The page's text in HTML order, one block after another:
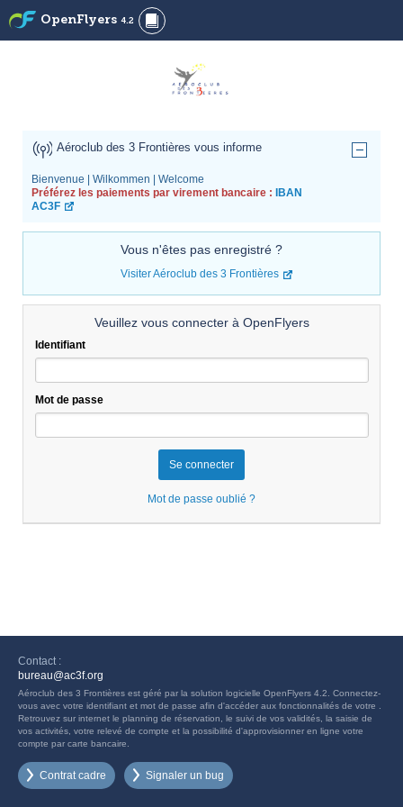
OpenFlyers 4.2
Aéroclub des 3 Frontières vous informe
Bienvenue | Wilkommen | Welcome
Préférez les paiements par virement bancaire :
IBAN
AC3F
Vous n'êtes pas enregistré ?
Visiter Aéroclub des 3 Frontières
Veuillez vous connecter à OpenFlyers
Identifiant
Mot de passe
Mot de passe oublié ?
Contact :
bureau@ac3f.org
Aéroclub des 3 Frontières est géré par la solution logicielle OpenFlyers 4.2. Connectez-
vous avec votre identifiant et mot de passe afin d'accéder aux fonctionnalités de votre .
Retrouvez sur internet le planning de réservation, le suivi de vos validités, la saisie de
vos activités, votre relevé de compte et la possibilité d'approvisionner en ligne votre
compte par carte bancaire.
Contrat cadre Signaler un bug